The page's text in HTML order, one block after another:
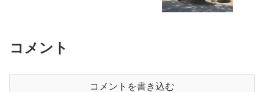
コメント
コメントを書き込む